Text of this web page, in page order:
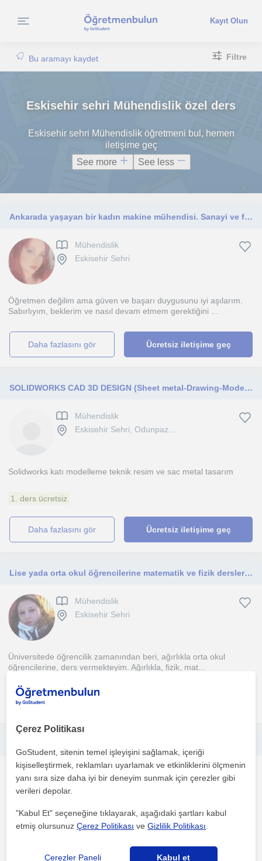
Kayıt Olun
Bu aramayı kaydet Filtre
Eskisehir sehri Mühendislik özel ders
Eskisehir sehri Mühendislik öğretmeni bul, hemen
iletişime geç
See more
See less
Ankarada yaşayan bir kadın makine mühendisi. Sanayi ve fabrikayla ilgili herşey.
Mühendislik
Eskisehir Sehri
Öğretmen değilim ama güven ve başarı duygusunu iyi aşılarım.
Sabırlıyım, beklerim ve nasıl devam etmem gerektiğini ...
daha fazlasını gör Ücretsiz iletişime geç
SOLIDWORKS CAD 3D DESIGN (Sheet metal-Drawing-Modelling)
Mühendislik
Eskisehir Sehri, Odunpaz...
Solidworks katı modelleme teknik resim ve sac metal tasarım
1. ders ücretsiz
daha fazlasını gör Ücretsiz iletişime geç
Lise yada orta okul öğrencilerine matematik ve fizik derslerinde yardımcı olabilirim
Mühendislik
Eskisehir Sehri
Üniversitede öğrencilik zamanından beri, ağırlıkla orta okul
öğrencilerine, ders vermekteyim. Ağırlıkla, fizik, mat...
daha fazlasını gör
Eskisehir Sehri, Tepebas...
Her yaştan çocuklar ile iletişimde 8 yıllık bir tecrübeye sahibim.
Çerez Politikası
GoStudent, sitenin temel işleyişini sağlamak, içeriği
kişiselleştirmek, reklamları uyarlamak ve etkinliklerini ölçmenin
yanı sıra size daha iyi bir deneyim sunmak için çerezler gibi
verileri depolar.
"Kabul Et" seçeneğine tıklayarak, aşağıdaki şartları kabul
etmiş olursunuzÇerez Politikası veGizlilik Politikası
Çerezler Paneli Kabul et